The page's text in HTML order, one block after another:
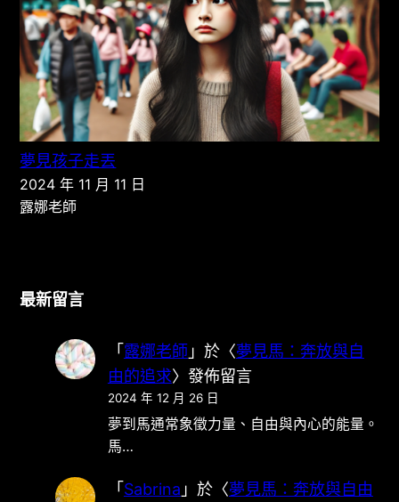
夢見孩子走丟
2024 年 11 月 11 日
露娜老師
最新留言
「 露娜老師 」於〈夢見馬：奔放與自
由的追求〉發佈留言
2024 年 12 月 26 日
夢到馬通常象徵力量、自由與內心的能量。
馬…
「Sabrina 」於〈夢見馬：奔放與自由